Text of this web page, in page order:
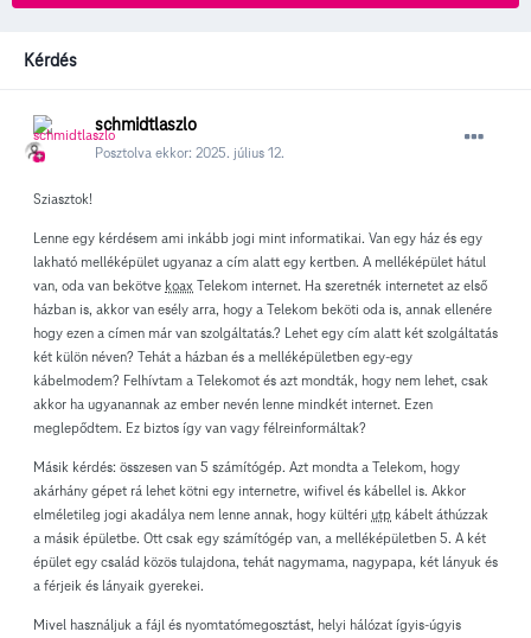
Kérdés
schmidtlaszlo
Posztolva ekkor: 2025. július 12.
Sziasztok!
Lenne egy kérdésem ami inkább jogi mint informatikai. Van egy ház és egy
lakható melléképület ugyanaz a cím alatt egy kertben. A melléképület hátul
van, oda van bekötve koax Telekom internet. Ha szeretnék internetet az első
házban is, akkor van esély arra, hogy a Telekom beköti oda is, annak ellenére
hogy ezen a címen már van szolgáltatás.? Lehet egy cím alatt két szolgáltatás
két külön néven? Tehát a házban és a melléképületben egy-egy
kábelmodem? Felhívtam a Telekomot és azt mondták, hogy nem lehet, csak
akkor ha ugyanannak az ember nevén lenne mindkét internet. Ezen
meglepődtem. Ez biztos így van vagy félreinformáltak?
Másik kérdés: összesen van 5 számítógép. Azt mondta a Telekom, hogy
akárhány gépet rá lehet kötni egy internetre, wifivel és kábellel is. Akkor
elméletileg jogi akadálya nem lenne annak, hogy kültéri utp kábelt áthúzzak
a másik épületbe. Ott csak egy számítógép van, a melléképületben 5. A két
épület egy család közös tulajdona, tehát nagymama, nagypapa, két lányuk és
a férjeik és lányaik gyerekei.
Mivel használjuk a fájl és nyomtatómegosztást, helyi hálózat ígyis-úgyis